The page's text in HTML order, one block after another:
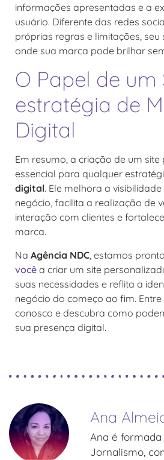
informações apresentadas e a
usuário. Diferente das redes
próprias regras e limitações, seu
onde sua marca pode brilhar
O Papel de um
estratégia de
Digital
Em resumo, a criação de um
essencial para qualquer
digital. Ele melhora a
negócio, facilita a realização de
interação com clientes e
marca.
Na Agência NDC , estamos
você a criar um site
suas necessidades e reflita a
negócio do começo ao fim.
conosco e descubra como
sua presença digital.
Ana
Ana é
Jornalismo,